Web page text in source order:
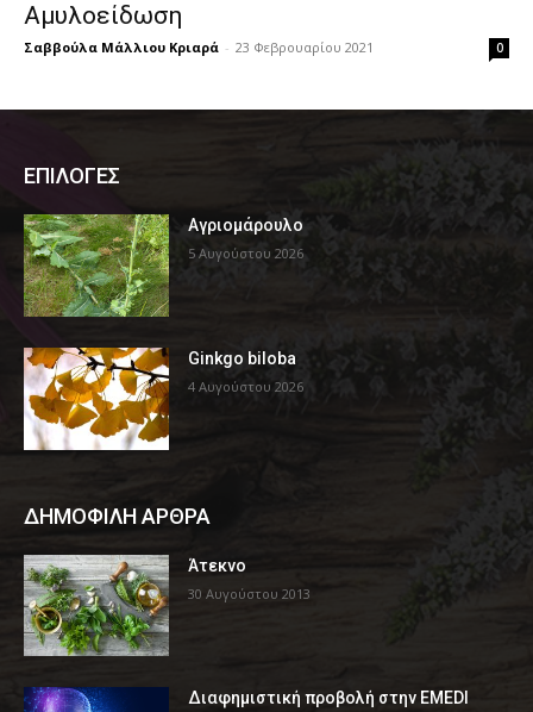
Αμυλοείδωση
Σαββούλα Μάλλιου Κριαρά - 23 Φεβρουαρίου 2021 0
ΕΠΙΛΟΓΕΣ
Αγριομάρουλο
5 Αυγούστου 2026
Ginkgo biloba
4 Αυγούστου 2026
ΔΗΜΟΦΙΛΗ ΑΡΘΡΑ
Άτεκνο
30 Αυγούστου 2013
Διαφημιστική προβολή στην EMEDI